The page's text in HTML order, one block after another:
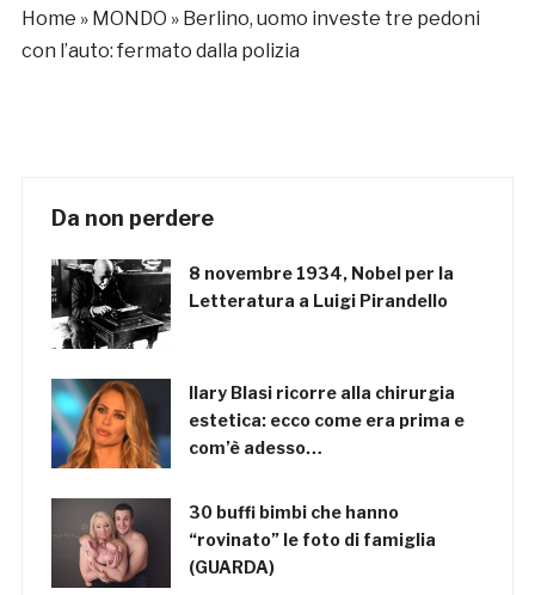
Home » MONDO » Berlino, uomo investe tre pedoni
con l’auto: fermato dalla polizia
Da non perdere
8 novembre 1934, Nobel per la
Letteratura a Luigi Pirandello
Ilary Blasi ricorre alla chirurgia
estetica: ecco come era prima e
com’è adesso…
30 buffi bimbi che hanno
“rovinato” le foto di famiglia
(GUARDA)